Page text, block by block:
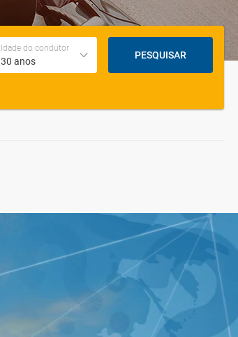
Idade do condutor
30 anos
PESQUISAR